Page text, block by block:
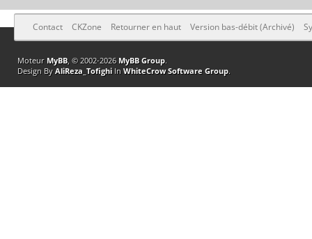
Contact CKZone Retourner en haut Version bas-débit (Archivé)
Moteur MyBB, © 2002-2026 MyBB Group.
Design By AliReza_TofighiIn WhiteCrow Software Group.